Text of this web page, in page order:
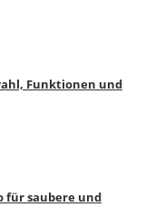
Funktionen und
für saubere und